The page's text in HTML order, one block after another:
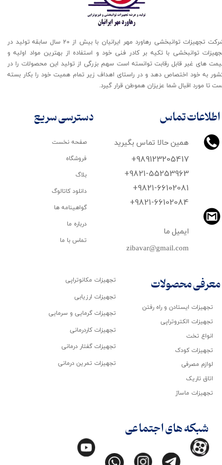
اطلاعات تماس
همین حالا تماس بگیرید
+989123205417
+9821-55253963
+9821-66102081
​​​​​​​+9821-66102084
zibavar@gmail.com
ایمیل ما
شرکت تجهیزات توانبخشی رهاورد مهر ایرانیان با بیش از 20 سال سابقه تولید در
توانبخشی با تکیه بر کادر فنی خود و استفاده از بهترین مواد اولیه و
های غیر قابل رقابت توانسته است سهم بزرگی از تولید این محصولات را در
به خود اختصاص دهد و در راستای اهداف زیر تمام همیت خود را بکار بسته
تا مورد اقبال شما عزیزان هموطن قرار گیرد​​​​​​​.
تجهیزات ایستادن و راه رفتن
تجهیزات الکتروتراپی
انواع تخت
تجهیزات کودک
لوازم مصرفی
اتاق تاریک
تجهیزات ماساژ
صفحه نخست
فروشگاه
بلاگ
دانلود کاتالوگ
گواهینامه ها
درباره ما
تماس با ما
تجهیزات مکانوتراپی
تجهیزات ارزیابی
تجهیزات گرمایی و سرمایی
تجهیزات کاردرمانی
تجهیزات گفتار درمانی
تجهیزات تمرین درمانی
دسترسی سریع
معرفی محصولات
شبکه های اجتماعی